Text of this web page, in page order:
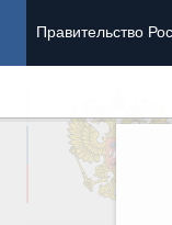
Правительство